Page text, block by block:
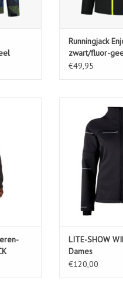
Runningjack
zwart/fluor-
€49,95
TOEVOEGEN
LITE-SHOW
Dames
€120,00